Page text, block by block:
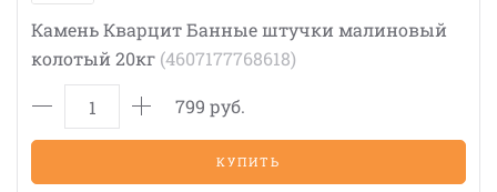
Камень Кварцит Банные штучки малиновый
колотый 20кг (4607177768618)
799 руб.
КУПИТЬ